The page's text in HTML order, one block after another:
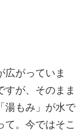
広がっていま
が、そのまま
湯もみ」が水で
て。今ではそこ